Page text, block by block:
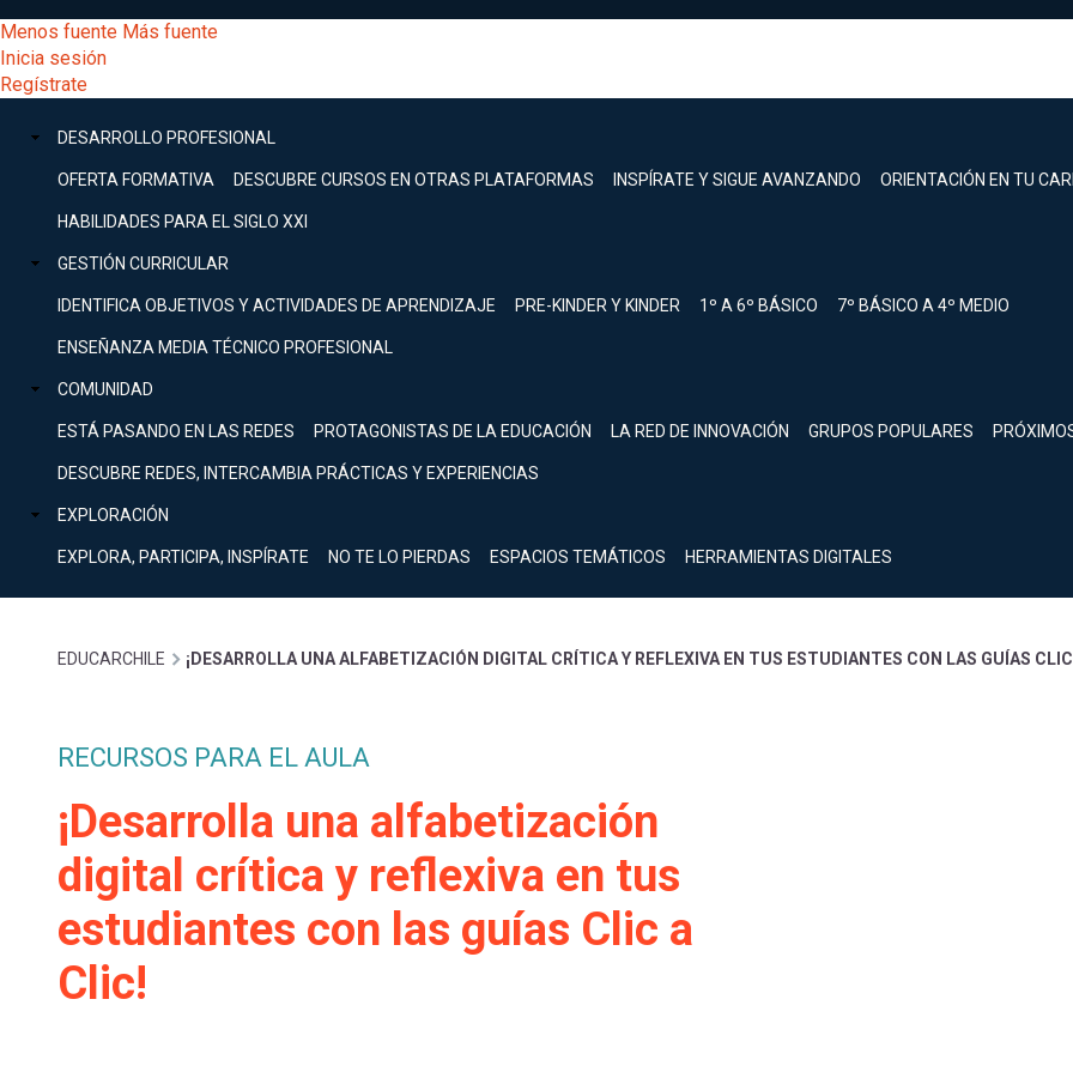
al
contenido
principal
[Educarchile
Escritorio]
Menú
entrar
mi
cuenta
Menos fuente Más fuente
Inicia sesión
Regístrate
Menú
principal
DESARROLLO PROFESIONAL
OFERTA FORMATIVA DESCUBRE CURSOS EN OTRAS PLATAFORMAS INSPÍRATE Y SIGUE AVANZANDO ORIENTACIÓN EN TU
HABILIDADES PARA EL SIGLO XXI
GESTIÓN CURRICULAR
IDENTIFICA OBJETIVOS Y ACTIVIDADES DE APRENDIZAJE PRE-KINDER Y KINDER 1º A 6º BÁSICO 7º BÁSICO A 4º MEDIO
ENSEÑANZA MEDIA TÉCNICO PROFESIONAL
COMUNIDAD
ESTÁ PASANDO EN LAS REDES PROTAGONISTAS DE LA EDUCACIÓN LA RED DE INNOVACIÓN GRUPOS POPULARES
DESCUBRE REDES, INTERCAMBIA PRÁCTICAS Y EXPERIENCIAS
EXPLORACIÓN
EXPLORA, PARTICIPA, INSPÍRATE NO TE LO PIERDAS ESPACIOS TEMÁTICOS HERRAMIENTAS DIGITALES
Buscar
Menú
principal
DESARROLLO
Expand
GESTIÓN
Expand
COMUNIDAD
Expand
EXPLORACIÓN
[Educarchile
Mobile]
Menú
mi
cuenta
Inicia
Sobrescribir
enlaces
de
ayuda
a
EDUCARCHILE ¡DESARROLLA UNA ALFABETIZACIÓN DIGITAL CRÍTICA Y REFLEXIVA EN TUS ESTUDIANTES CON LAS GUÍAS
RECURSOS PARA EL AULA
¡Desarrolla una alfabetización
digital crítica y reflexiva en tus
estudiantes con las guías Clic a
Clic!
Inicia sesión.